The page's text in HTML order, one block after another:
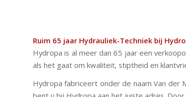
Ruim 65 jaar Hydrauliek-Techniek bij
Hydropa is al meer dan 65 jaar een
als het gaat om kwaliteit, stiptheid en
Hydropa fabriceert onder de naam Van der